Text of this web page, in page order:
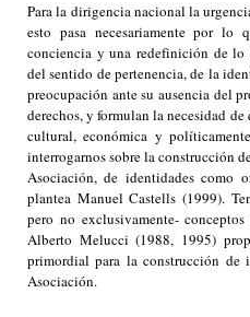
Para la dirigencia nacional la
esto pasa necesariamente por lo
conciencia y una redefinición de lo
del sentido de pertenencia, de la
preocupación ante su ausencia del
derechos, y formulan la necesidad
cultural, económica y
interrogarnos sobre la construcción
Asociación, de identidades como
plantea Manuel Castells (1999).
pero no exclusivamente-
Alberto Melucci (1988, 1995)
primordial para la construcción de
Asociación.